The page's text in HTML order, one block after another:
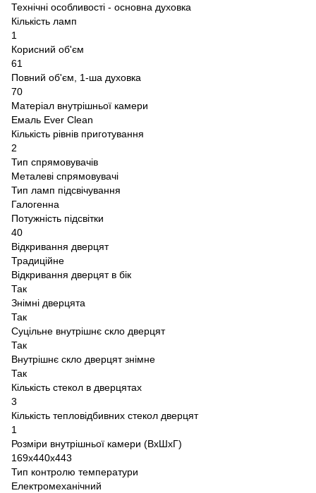
Технічні особливості - основна духовка
Кількість ламп
1
Корисний об'єм
61
Повний об'єм, 1-ша духовка
70
Матеріал внутрішньої камери
Емаль Ever Clean
Кількість рівнів приготування
2
Тип спрямовувачів
Металеві спрямовувачі
Тип ламп підсвічування
Галогенна
Потужність підсвітки
40
Відкривання дверцят
Традиційне
Відкривання дверцят в бік
Так
Знімні дверцята
Так
Суцільне внутрішнє скло дверцят
Так
Внутрішнє скло дверцят знімне
Так
Кількість стекол в дверцятах
3
Кількість тепловідбивних стекол дверцят
1
Розміри внутрішньої камери (ВхШхГ)
169x440x443
Тип контролю температури
Електромеханічний